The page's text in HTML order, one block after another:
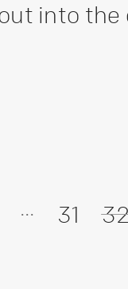
into the
... 31